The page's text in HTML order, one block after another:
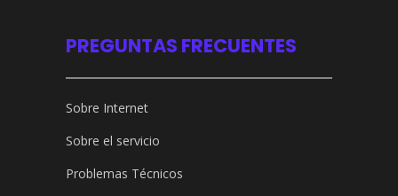
PREGUNTAS FRECUENTES
Sobre Internet
Sobre el servicio
Problemas Técnicos